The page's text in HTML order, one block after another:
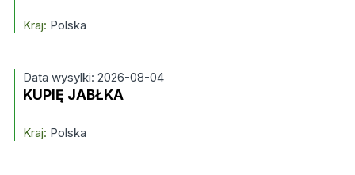
Kraj: Polska
Data wysylki: 2026-08-04
KUPIĘ JABŁKA
Kraj: Polska